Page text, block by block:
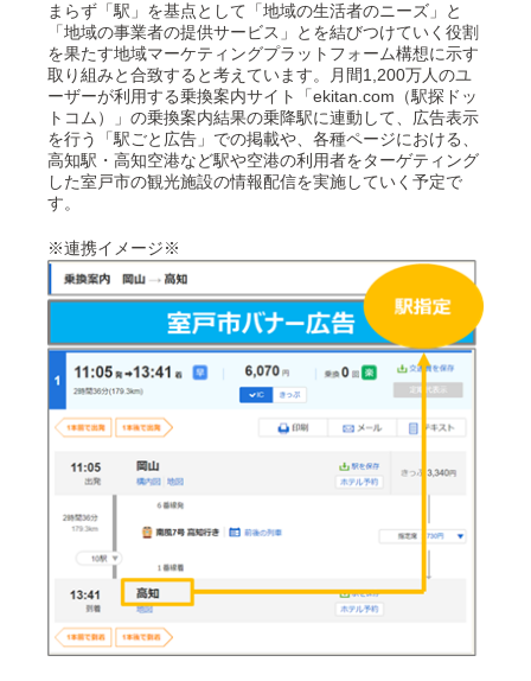
まらず「駅」を基点として「地域の生活者のニーズ」と
「地域の事業者の提供サービス」とを結びつけていく役割
を果たす地域マーケティングプラットフォーム構想に示す
取り組みと合致すると考えています。月間1,200万人のユ
ーザーが利用する乗換案内サイト「ekitan.com（駅探ドッ
トコム）」の乗換案内結果の乗降駅に連動して、広告表示
を行う「駅ごと広告」での掲載や、各種ページにおける、
高知駅・高知空港など駅や空港の利用者をターゲティング
した室戸市の観光施設の情報配信を実施していく予定で
す。
※連携イメージ※